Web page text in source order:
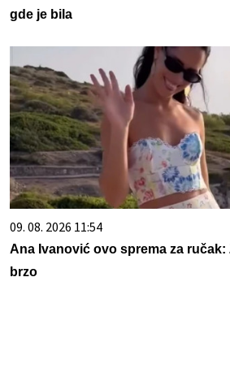
gde je bila
09. 08. 2026 11:54
Ana Ivanović ovo sprema za
brzo